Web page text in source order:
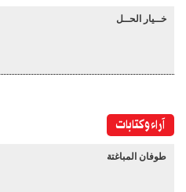
خــيار الحــل
آراء وكتابات
طوفان المباغتة